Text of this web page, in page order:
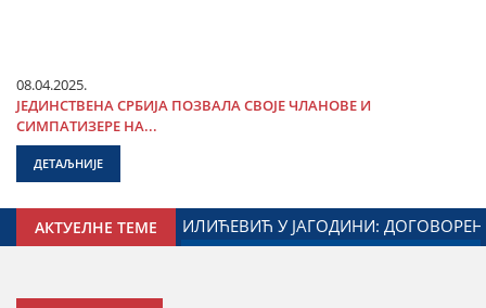
08.04.2025.
ЈЕДИНСТВЕНА СРБИЈА ПОЗВАЛА СВОЈЕ ЧЛАНОВЕ И
СИМПАТИЗЕРЕ НА...
ДЕТАЉНИЈЕ
АКТУЕЛНЕ ТЕМЕ
И МИНИСТАРСТВА ЗАДУЖЕНОГ ЗА ОДНОСЕ СА